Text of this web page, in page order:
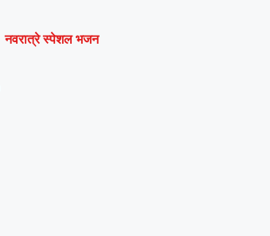
नवरात्रे स्पेशल भजन